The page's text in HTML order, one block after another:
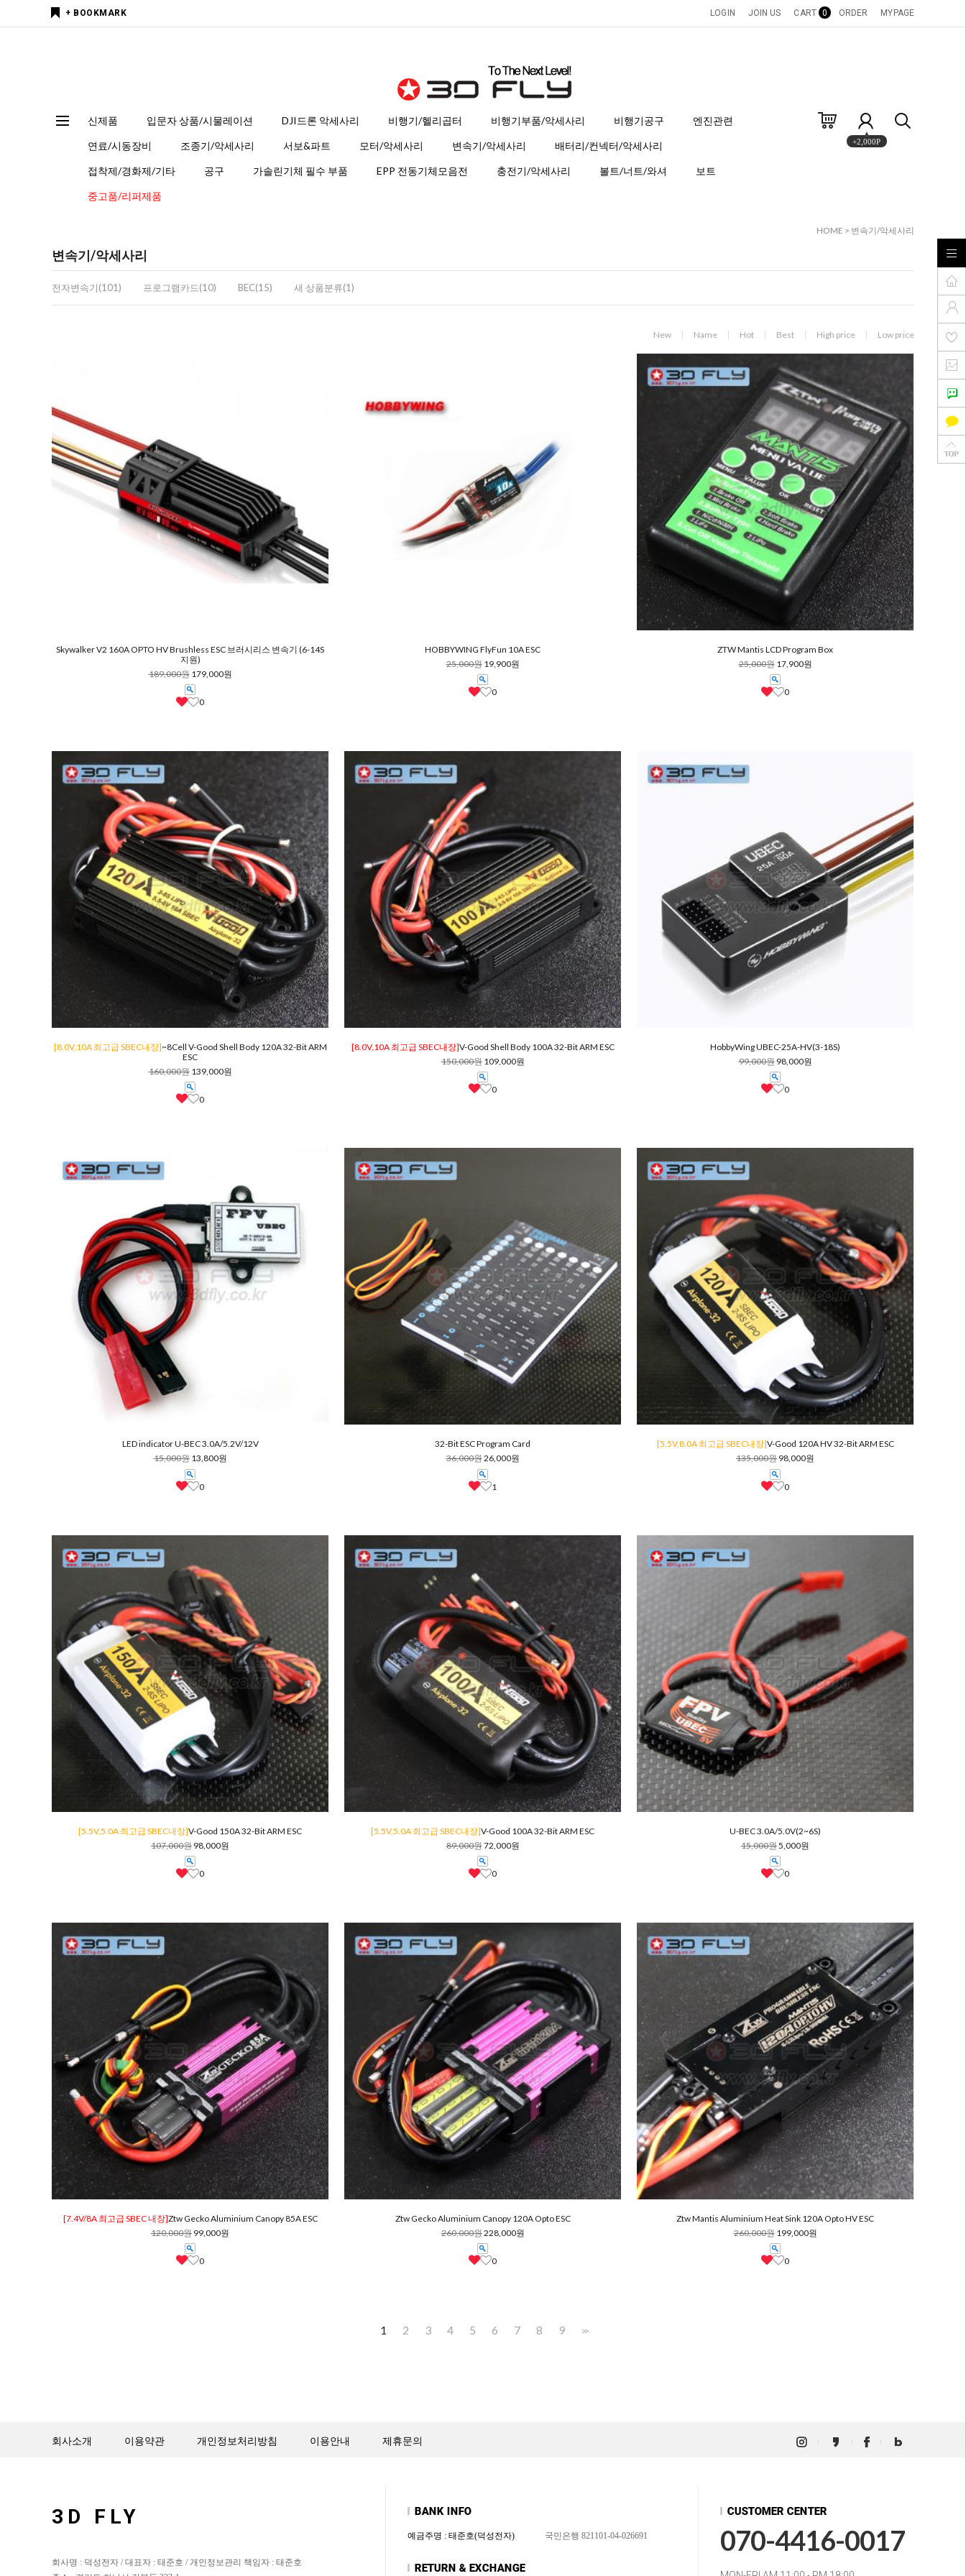
+ BOOKMARK LOGIN JOIN US CART 0 ORDER MYPAGE
신제품 입문자 상품/시물레이션 DJI드론 악세사리 비행기/헬리곱터 비행기부품/악세사리 비행기공구 엔진관련
연료/시동장비 조종기/악세사리 서보&파트 모터/악세사리 변속기/악세사리 배터리/컨넥터/악세사리
접착제/경화제/기타 공구 가솔린기체 필수 부품 EPP 전동기체모음전 충전기/악세사리 볼트/너트/와셔 보트
중고품/리퍼제품
+2,000P
HOME > 변속기/악세사리
변속기/악세사리
전자변속기(101) 프로그램카드(10) BEC(15) 새 상품분류(1)
New Name Hot Best High price Low price
Skywalker V2 160A OPTO HV Brushless ESC 브러시리스 변속기 (6-14S
지원)
189,000원 179,000원
0
HOBBYWING FlyFun 10A ESC
25,000원 19,900원
0
ZTW Mantis LCD Program Box
25,000원 17,900원
0
[8.0V,10A 최고급 SBEC내장]~8Cell V-Good Shell Body 120A 32-Bit ARM
ESC
160,000원 139,000원
0
[8.0V,10A 최고급 SBEC내장]V-Good Shell Body 100A 32-Bit ARM ESC
150,000원 109,000원
0
HobbyWing UBEC-25A-HV(3-18S)
99,000원 98,000원
0
LED indicator U-BEC 3.0A/5.2V/12V
15,000원 13,800원
0
32-Bit ESC Program Card
36,000원26,000원
1
[5.5V,8.0A 최고급 SBEC내장]V-Good 120A HV 32-Bit ARM ESC
135,000원 98,000원
0
[5.5V,5.0A 최고급 SBEC내장]V-Good 150A 32-Bit ARM ESC
107,000원 98,000원
0
[5.5V,5.0A 최고급 SBEC내장]V-Good 100A 32-Bit ARM ESC
89,000원72,000원
0
U-BEC 3.0A/5.0V(2~6S)
15,000원5,000원
0
[7.4V/8A 최고급 SBEC 내장]Ztw Gecko Aluminium Canopy 85A ESC
120,000원 99,000원
0
Ztw Gecko Aluminium Canopy 120A Opto ESC
260,000원228,000원
0
Ztw Mantis Aluminium Heat Sink 120A Opto HV ESC
260,000원 199,000원
0
1 2 3 4 5 6 7 8 9 >>
회사소개 이용약관 개인정보처리방침 이용안내 제휴문의
3D FLY
회사명 : 덕성전자 / 대표자 : 태준호 / 개인정보관리 책임자 : 태준호
예금주명 : 태준호(덕성전자) 국민은행 821101-04-026691 070-4416-0017